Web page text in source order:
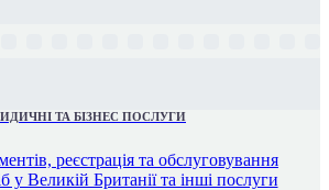
ТА БІЗНЕС ПОСЛУГИ
реєстрація та обслуговування
у Великій Британії та інші послуги